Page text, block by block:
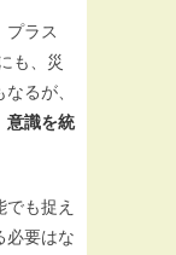
プラス
も、災
るが、
意識を統
も捉え
必要はな